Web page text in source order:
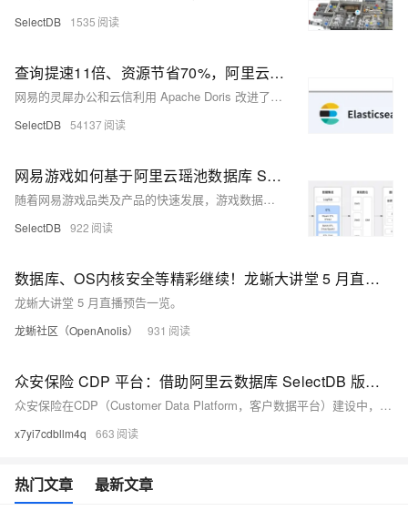
SelectDB 1535
查询提速11倍、资源节省70%，阿里云数据库内核版 Apache Doris 在网易日志和时序场景的实践
网易的灵犀办公和云信利用 Apache Doris 改进了大规模日志和时序数据处理，取代了 Elasticsearch 和 InfluxDB。Doris 实现了更低的服务器资源消耗和更高的查询性能，相比 Elasticsearch，查询速度提升至少 11 倍，存储资源节省达 70%。Doris 的列式存储、高压缩比和倒排索引等功能，优化了日志和时序数据的存储与分析，降低了存储成本并提高了查询效率。在灵犀办公和云信的实际应用中，Doris 显示出显著的性能优势，成功应对了数据增长带来的挑战。
SelectDB 54137
网易游戏如何基于阿里云瑶池数据库 SelectDB 内核 Apache Doris 构建全新湖仓一体架构
随着网易游戏品类及产品的快速发展，游戏数据分析场景面临着越来越多的挑战，为了保证系统性能和 SLA，要求引入新的组件来解决特定业务场景问题。为此，网易游戏引入 Apache Doris 构建了全新的湖仓一体架构。经过不断地扩张，目前已发展至十余集群、为内部上百个项目提供了稳定可靠的数据服务、日均查询量数百万次，整体查询性能得到 10-20 倍提升。
SelectDB 922
数据库、OS内核安全等精彩继续！龙蜥大讲堂 5 月直播预告来袭
龙蜥大讲堂 5 月直播预告一览。
龙蜥社区（OpenAnolis） 931
众安保险 CDP 平台：借助阿里云数据库 SelectDB 版内核 Apache Doris 打破数据孤岛，人群圈选提速4倍
众安保险在CDP（Customer Data Platform，客户数据平台）建设中，通过引入阿里云数据库SelectDB版内核Apache Doris，成功打破了数据孤岛，并显著提升了人群圈选的速度
x7yi7cdbllm4q 663
热门文章 最新文章